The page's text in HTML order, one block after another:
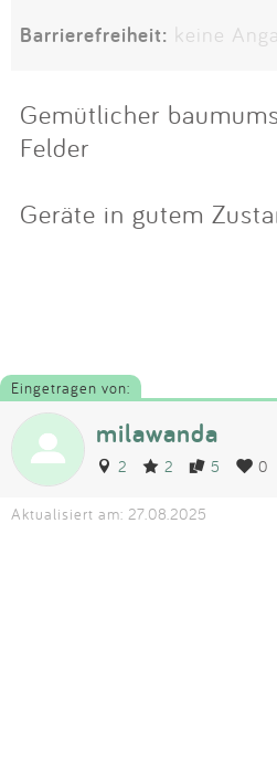
Barrierefreiheit: keine
Gemütlicher
Felder
Geräte in gutem
Eingetragen von:
milawanda
2 2 5 0
Aktualisiert am: 27.08.2025